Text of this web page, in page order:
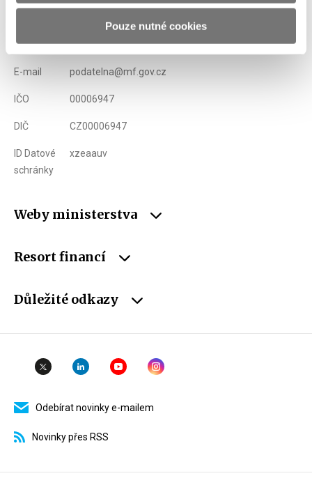
Pouze nutné cookies
Telefon +420 257 041 111
E-mail podatelna@mf.gov.cz
IČO 00006947
DIČ CZ00006947
ID Datové
schránky
xzeaauv
Weby ministerstva
Resort financí
Důležité odkazy
Odebírat novinky e-mailem
Novinky přes RSS